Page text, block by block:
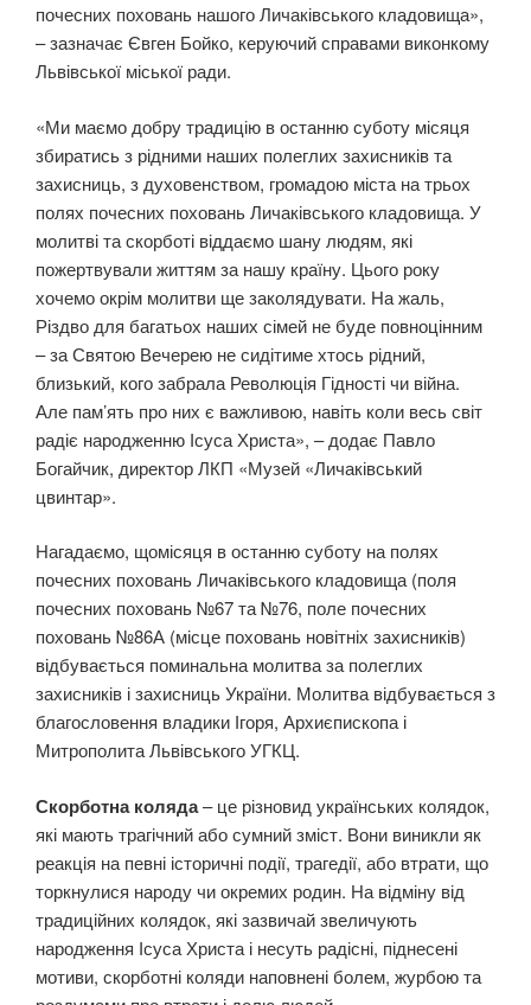
почесних поховань нашого Личаківського кладовища»,
– зазначає Євген Бойко, керуючий справами виконкому
Львівської міської ради.
«Ми маємо добру традицію в останню суботу місяця
збиратись з рідними наших полеглих захисників та
захисниць, з духовенством, громадою міста на трьох
полях почесних поховань Личаківського кладовища. У
молитві та скорботі віддаємо шану людям, які
пожертвували життям за нашу країну. Цього року
хочемо окрім молитви ще заколядувати. На жаль,
Різдво для багатьох наших сімей не буде повноцінним
– за Святою Вечерею не сидітиме хтось рідний,
близький, кого забрала Революція Гідності чи війна.
Але пам’ять про них є важливою, навіть коли весь світ
радіє народженню Ісуса Христа», – додає Павло
Богайчик, директор ЛКП «Музей «Личаківський
цвинтар».
Нагадаємо, щомісяця в останню суботу на полях
почесних поховань Личаківського кладовища (поля
почесних поховань №67 та №76, поле почесних
поховань №86А (місце поховань новітніх захисників)
відбувається поминальна молитва за полеглих
захисників і захисниць України. Молитва відбувається з
благословення владики Ігоря, Архиєпископа і
Митрополита Львівського УГКЦ.
Скорботна коляда– це різновид українських колядок,
які мають трагічний або сумний зміст. Вони виникли як
реакція на певні історичні події, трагедії, або втрати, що
торкнулися народу чи окремих родин. На відміну від
традиційних колядок, які зазвичай звеличують
народження Ісуса Христа і несуть радісні, піднесені
мотиви, скорботні коляди наповнені болем, журбою та